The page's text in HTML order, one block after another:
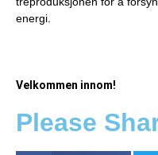
energi.
Velkommen innom!
Please